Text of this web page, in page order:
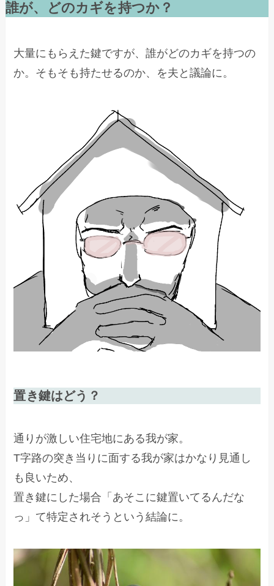
誰が、どのカギを持つか？
大量にもらえた鍵ですが、誰がどのカギを持つの
か。そもそも持たせるのか、を夫と議論に。
置き鍵はどう？
通りが激しい住宅地にある我が家。
T字路の突き当りに面する我が家はかなり見通し
も良いため、
置き鍵にした場合「あそこに鍵置いてるんだな
っ」て特定されそうという結論に。